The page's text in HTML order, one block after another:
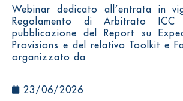
Webinar dedicato all’entrata in
Regolamento di Arbitrato
pubblicazione del Report su
Provisions e del relativo Toolkit e
organizzato da
23/06/2026